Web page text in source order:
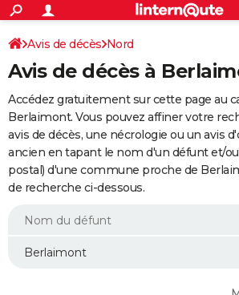
ACTUALITÉS
Politique
Société
Faits Divers
Education
Monde
Villes
+
SPORT
Coupe du monde 2026
Football
Tennis
Cyclisme
Rugby
Forum
Programme TV
TNT
Streaming
Cinéma
Sorties cinéma
Musique
+
FINANCE
Retraite
Impôts
Epargne
Immobilier
Risques naturels par ville
Banque
Assurance
Crédit
AUTO
Essais
Réserver un essai
Citadines
Berlines
SUV
Forum auto
+
HIGH-TECH
BRICOLAGE
WEEK-END
Avis de décès Nord
Avis de décès à
Accédez gratuitement sur cette page au
Berlaimont. Vous pouvez affiner votre
avis de décès, une nécrologie ou un avis
ancien en tapant le nom d'un défunt et/
postal) d'une commune proche de
de recherche ci-dessous.